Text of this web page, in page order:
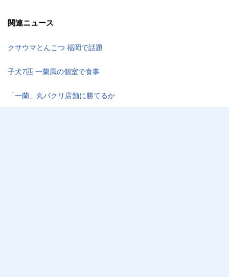
関連ニュース
クサウマとんこつ 福岡で話題
子犬7匹 一蘭風の個室で食事
「一蘭」丸パクリ店舗に勝てるか